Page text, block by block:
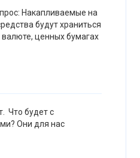
Накапливаемые на
будут храниться
ценных бумагах
Что будет с
Они для нас